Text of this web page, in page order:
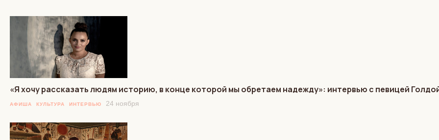
«Я хочу рассказать людям историю, в конце которой мы обретаем надежду»: интервью с певицей
АФИША КУЛЬТУРА ИНТЕРВЬЮ 24 ноября